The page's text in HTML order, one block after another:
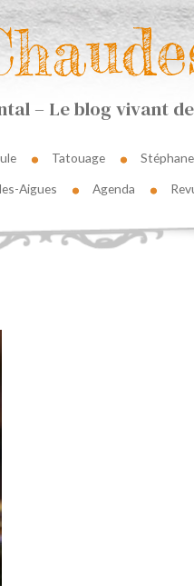
– Le blog vivant
Tatouage
Aigues Agenda